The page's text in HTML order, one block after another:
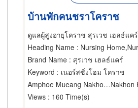
บ้านพักคนชราโคราช
ดูแลผู้สูงอายุโคราช สุรเวช เฮลธ์แคร์
Heading Name : Nursing Home,Nursing
Brand Name : สุรเวช เฮลธ์แคร์
Keyword : เนอร์สซิ่งโฮม โคราช
Amphoe Mueang Nakhon RatchasimaNakhon
Views : 160 Time(s)